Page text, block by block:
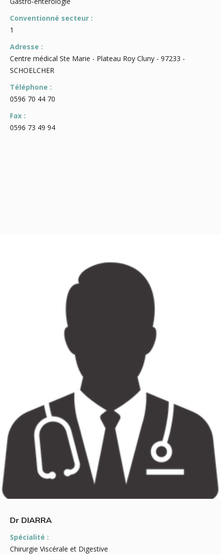
Conventionné secteur :
1
Adresse :
Centre médical Ste Marie - Plateau Roy Cluny - 97233 -
SCHOELCHER
Téléphone :
0596 70 44 70
Fax :
0596 73 49 94
Dr DIARRA
Spécialité :
Chirurgie Viscérale et Digestive